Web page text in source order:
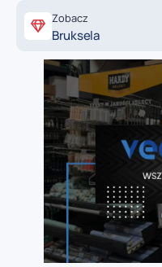
Zobacz
Bruksela